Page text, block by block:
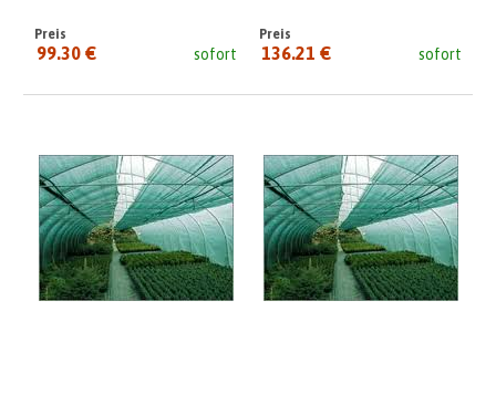
sofort
Preis
seit:
99.30 € sofort
Preis
seit:
136.21 €